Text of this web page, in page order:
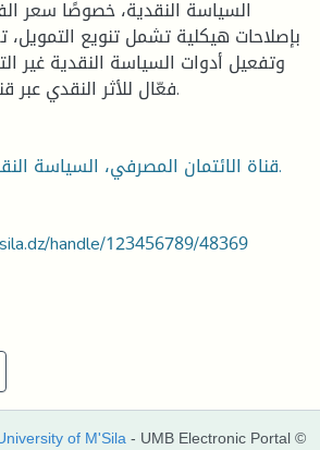
السياسة النقدية، خصوصًا سعر
بإصلاحات هيكلية تشمل تنويع التمويل،
وتفعيل أدوات السياسة النقدية غير
فعّال للأثر النقدي عبر قناة الائتمان المصرفي.
قناة الائتمان المصرفي، السياسة النقدية، النمو الاقتصادي.
handle/123456789/48369
of M'Sila - UMB Electronic Portal ©